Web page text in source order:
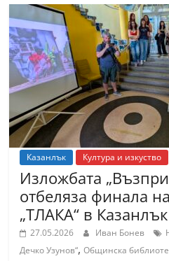
т
р
а
З
а
о
р
а
–
k
a
Казанлък Култура и изкуство
Изложбата
отбеляза финала
„ТЛАКА“ в Казанлък
27.05.2026 Иван Бонев
Дечко Узунов“,Общинска